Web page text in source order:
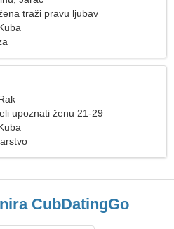
traži pravu ljubav
upoznati ženu 21-29
CubDatingGo